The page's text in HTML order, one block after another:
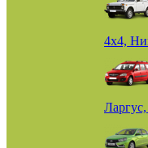
4х4,